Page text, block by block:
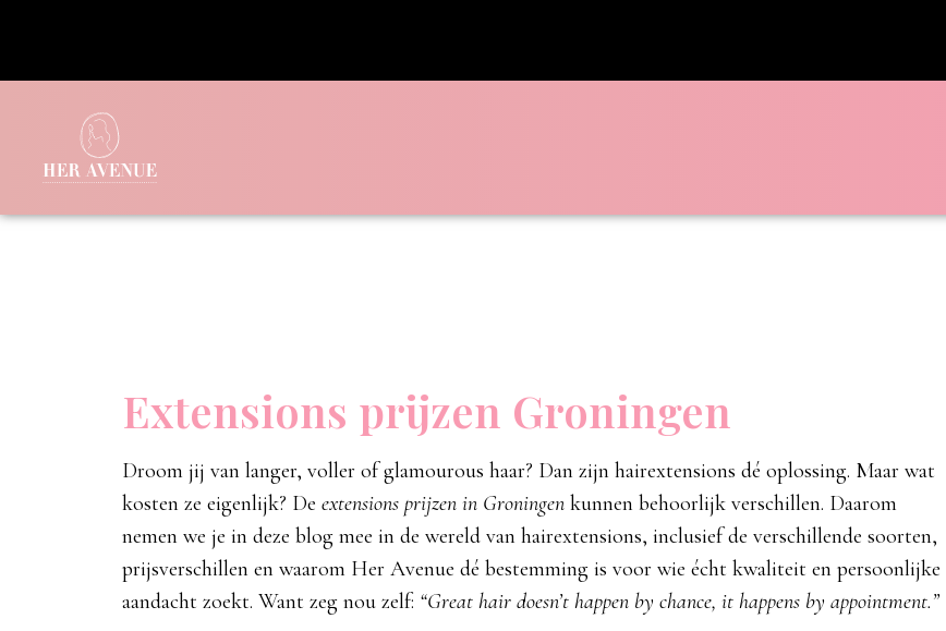
Extensions prijzen Groningen
Droom jij van langer, voller of glamourous haar? Dan zijn hairextensions dé oplossing. Maar wat
kosten ze eigenlijk? De extensions prijzen in Groningen kunnen behoorlijk verschillen. Daarom
nemen we je in deze blog mee in de wereld van hairextensions, inclusief de verschillende soorten,
prijsverschillen en waarom Her Avenue dé bestemming is voor wie écht kwaliteit en persoonlijke
aandacht zoekt. Want zeg nou zelf: “Great hair doesn’t happen by chance, it happens by appointment.”